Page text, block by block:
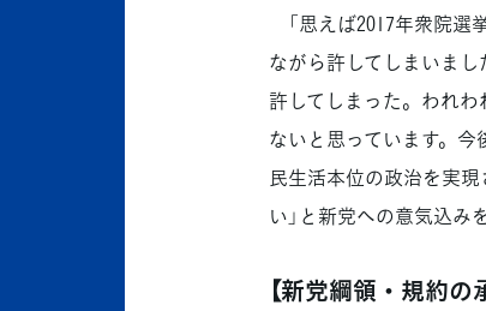
「思えば2017年衆院
ながら許してしまいま
許してしまった。われ
ないと思っています。
民生活本位の政治を実
い」と新党への意気込み
【新党綱領・規約の